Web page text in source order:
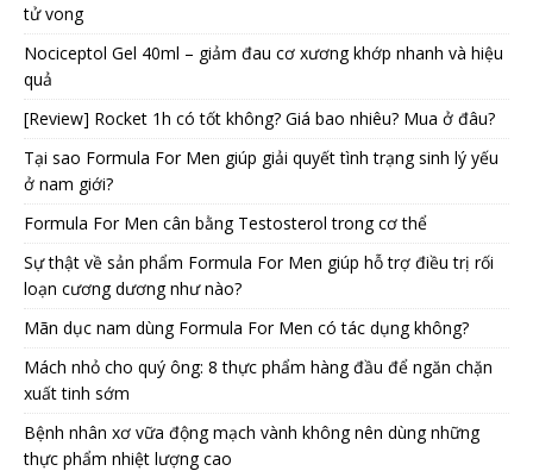
tử vong
Nociceptol Gel 40ml – giảm đau cơ xương khớp nhanh và hiệu
quả
[Review] Rocket 1h có tốt không? Giá bao nhiêu? Mua ở đâu?
Tại sao Formula For Men giúp giải quyết tình trạng sinh lý yếu
ở nam giới?
Formula For Men cân bằng Testosterol trong cơ thể
Sự thật về sản phẩm Formula For Men giúp hỗ trợ điều trị rối
loạn cương dương như nào?
Mãn dục nam dùng Formula For Men có tác dụng không?
Mách nhỏ cho quý ông: 8 thực phẩm hàng đầu để ngăn chặn
xuất tinh sớm
Bệnh nhân xơ vữa động mạch vành không nên dùng những
thực phẩm nhiệt lượng cao